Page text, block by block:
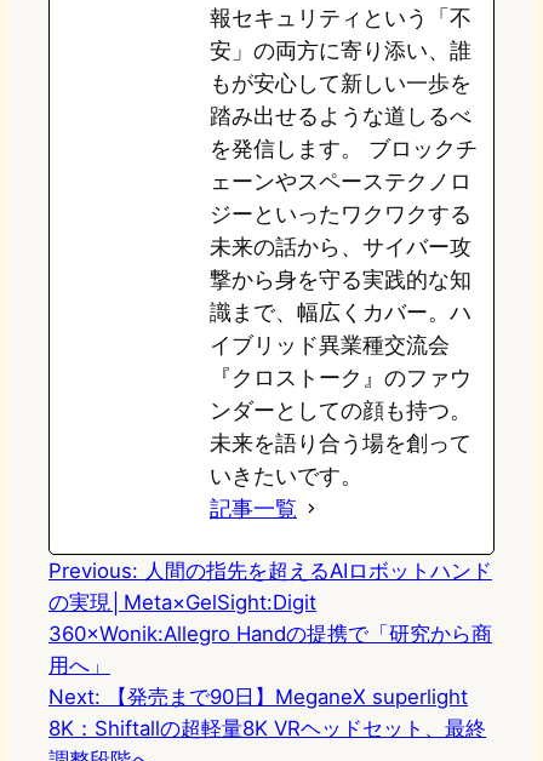
報セキュリティという「不
安」の両方に寄り添い、誰
もが安心して新しい一歩を
踏み出せるような道しるべ
を発信します。 ブロックチ
ェーンやスペーステクノロ
ジーといったワクワクする
未来の話から、サイバー攻
撃から身を守る実践的な知
識まで、幅広くカバー。ハ
イブリッド異業種交流会
『クロストーク』のファウ
ンダーとしての顔も持つ。
未来を語り合う場を創って
いきたいです。
記事一覧
Previous: 人間の指先を超えるAIロボットハンド
の実現│Meta×GelSight:Digit
360×Wonik:Allegro Handの提携で「研究から商
用へ」
Next:
【発売まで90日】MeganeX superlight
8K：Shiftallの超軽量8K VRヘッドセット、最終